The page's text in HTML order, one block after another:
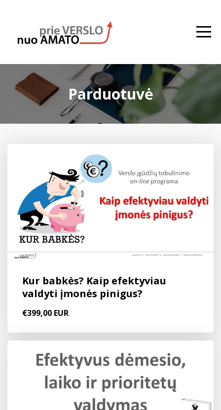
Parduotuvė
Kur babkės? Kaip efektyviau
valdyti įmonės pinigus?
€399,00 EUR